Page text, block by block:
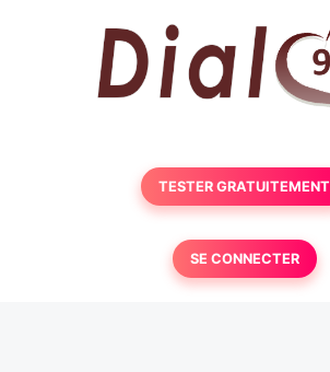
TESTER GRATUITEMENT
SE CONNECTER